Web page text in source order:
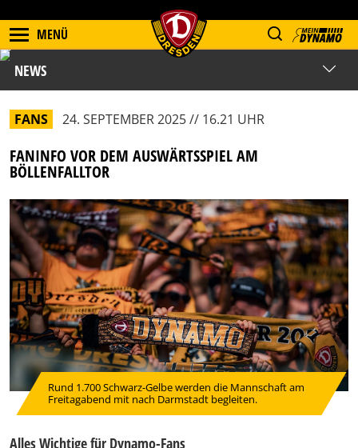
MENÜ
NEWS
FANS 24. SEPTEMBER 2025 // 16.21 UHR
FANINFO VOR DEM AUSWÄRTSSPIEL AM
BÖLLENFALLTOR
Rund 1.700 Schwarz-Gelbe werden die Mannschaft am
Freitagabend mit nach Darmstadt begleiten.
Alles Wichtige für Dynamo-Fans